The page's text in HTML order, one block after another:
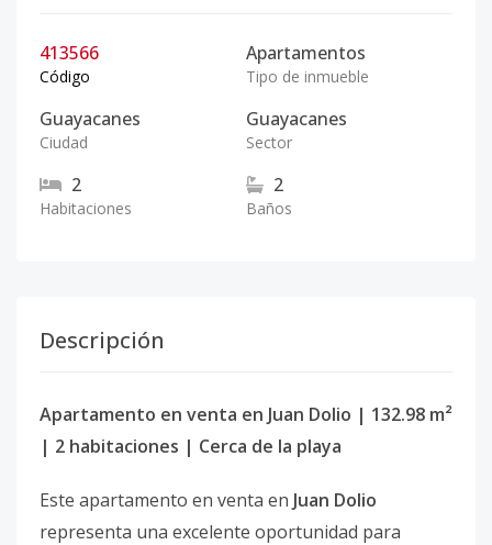
413566
Código
Apartamentos
Tipo de inmueble
Guayacanes
Ciudad
Guayacanes
Sector
2
Habitaciones
2
Baños
Descripción
Apartamento en venta en Juan Dolio | 132.98 m²
| 2 habitaciones | Cerca de la playa
Este apartamento en venta en Juan Dolio
representa una excelente oportunidad para